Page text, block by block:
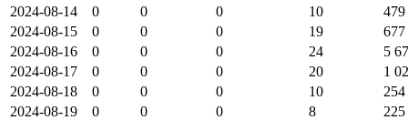
2024-08-14
0 0 0 10
479
2024-08-15
0 0 0 19
677
2024-08-16
0 0 0 24
5
2024-08-17
0 0 0 20
1
2024-08-18
0 0 0 10
254
2024-08-19
0 0 0 8
225